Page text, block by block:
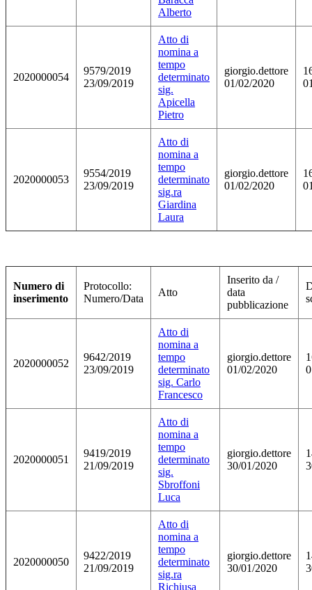
Alberto
2020000054
9579/2019
23/09/2019
Atto di
nomina a
tempo
determinato
sig.
Apicella
Pietro
giorgio.dettore
01/02/2020
2020000053
9554/2019
23/09/2019
Atto di
nomina a
tempo
determinato
sig.ra
Giardina
Laura
giorgio.dettore
01/02/2020
Numero di
inserimento
Protocollo:
Numero/Data
Atto
Inserito da /
data
pubblicazione
2020000052
9642/2019
23/09/2019
Atto di
nomina a
tempo
determinato
sig. Carlo
Francesco
giorgio.dettore
01/02/2020
2020000051
9419/2019
21/09/2019
Atto di
nomina a
tempo
determinato
sig.
Sbroffoni
Luca
giorgio.dettore
30/01/2020
2020000050
9422/2019
21/09/2019
Atto di
nomina a
tempo
determinato
sig.ra
Richiusa
giorgio.dettore
30/01/2020